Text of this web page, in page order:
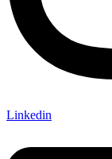
Linkedin